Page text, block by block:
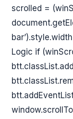
scrolled =
Logic if